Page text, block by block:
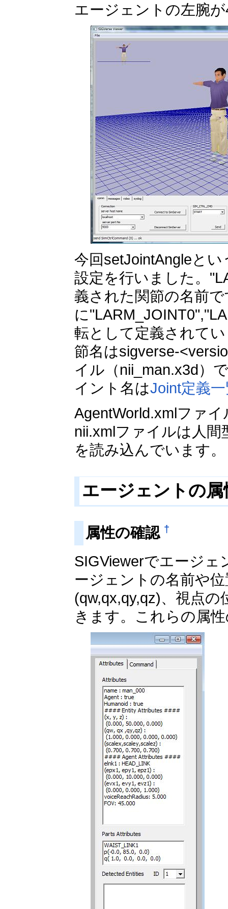
エージェントの左腕
今回setJointAngleと
設定を行いました。
義された関節の名前
に
転として定義されて
節名はsigverse-
イル（nii_man.x3d）
イント名はJoint定義
AgentWorld.xmlファ
nii.xmlファイルは人
を読み込んでいます。
エージェントの
属性の確認 †
SIGViewerでエージ
ージェントの名前や
(qw,qx,qy,qz)、視点
きます。これらの属